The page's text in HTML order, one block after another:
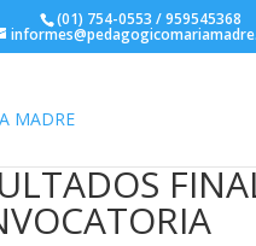
(01) 754-0553 / 959545368